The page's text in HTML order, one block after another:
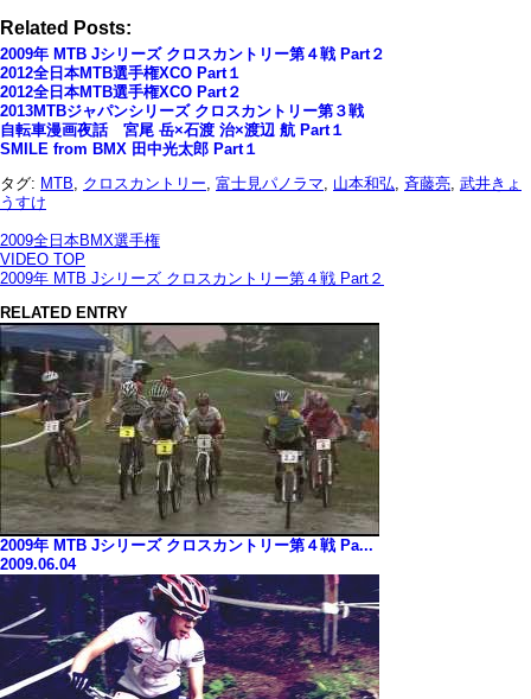
Related Posts:
2009年 MTB Jシリーズ クロスカントリー第４戦 Part２
2012全日本MTB選手権XCO Part１
2012全日本MTB選手権XCO Part２
2013MTBジャパンシリーズ クロスカントリー第３戦
自転車漫画夜話 宮尾 岳×石渡 治×渡辺 航 Part１
SMILE from BMX 田中光太郎 Part１
タグ: MTB クロスカントリー 富士見パノラマ 山本和弘 斉藤亮 武井きょ
うすけ
2009全日本BMX選手権
VIDEO TOP
2009年 MTB Jシリーズ クロスカントリー第４戦 Part２
RELATED ENTRY
2009年 MTB Jシリーズ クロスカントリー第４戦 Pa...
2009.06.04